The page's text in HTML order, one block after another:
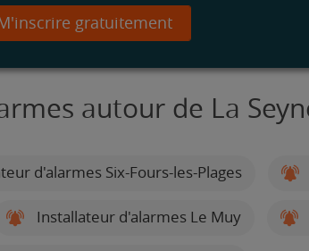
gratuitement
autour de La
d'alarmes Six-Fours-les-Plages
Installateur d'alarmes Le Muy